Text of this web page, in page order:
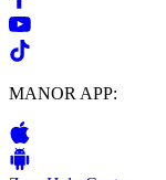
MANOR APP: